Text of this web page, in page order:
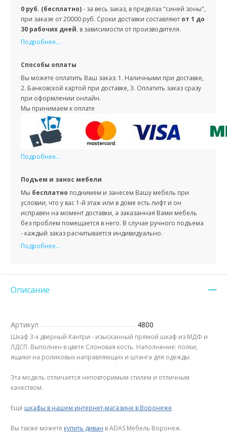
0 руб. (бесплатно)- за весь заказ, в пределах "синей зоны",
при заказе от 20000 руб. Сроки доставки составляют от 1 до
30 рабочих дней, в зависимости от производителя.
Подробнее...
Способы оплаты
Вы можете оплатить Ваш заказ: 1. Наличными при доставке,
2. Банковской картой при доставке, 3. Оплатить заказ сразу
при оформлении онлайн.
Мы принимаем к оплате
Подробнее...
Подъем и занос мебели
Мы бесплатно поднимем и занесем Вашу мебель при
условии, что у вас 1-й этаж или в доме есть лифт и он
исправен на момент доставки, а заказанная Вами мебель
без проблем помещается в него. В случае ручного подъема
- каждый заказ расчитывается индивидуально.
Подробнее...
Описание
Артикул 4800
Шкаф 3-х дверный Кантри - изысканный прямой шкаф из МДФ и
ЛДСП. Выполнен в цвете Слоновая кость. Наполнение: полки,
ящики на роликовых направляющих и штанга для одежды.
Эта модель отличается неповторимым стилем и отличным
качеством.
Ещё шкафы в нашем интернет-магазине в Воронеже.
Вы также можете купить диван в ADAS Мебель Воронеж.